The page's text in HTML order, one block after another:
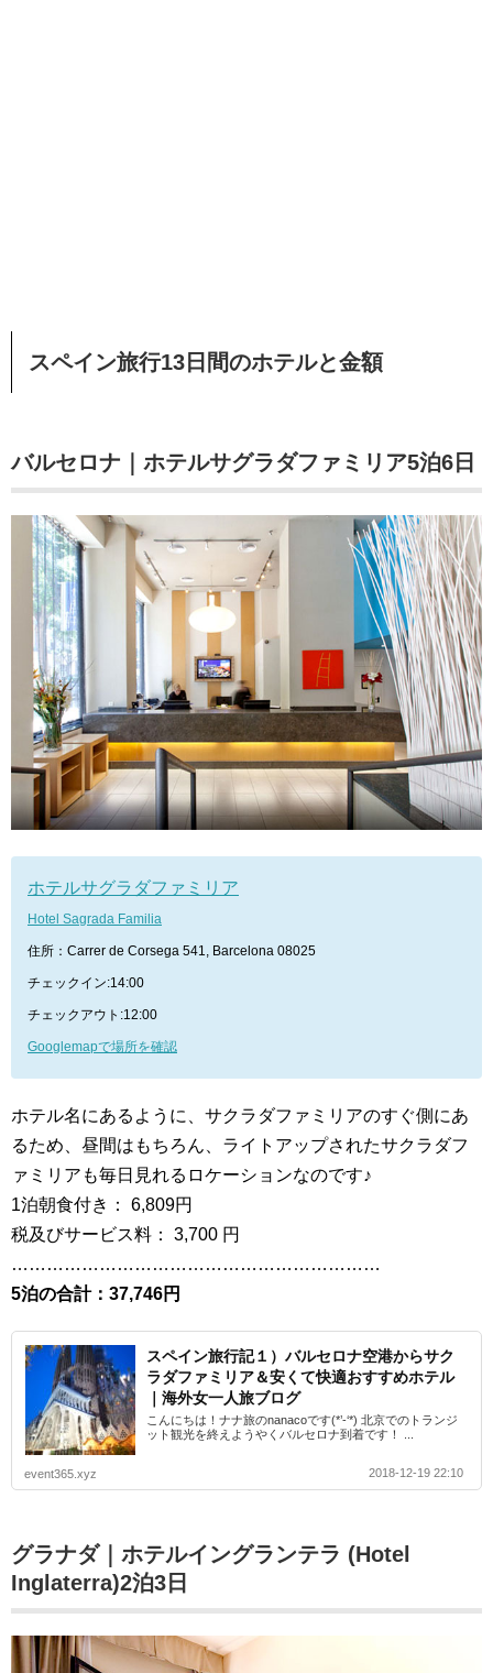
スペイン旅行13日間のホテルと金額
バルセロナ｜ホテルサグラダファミリア5泊6日
ホテルサグラダファミリア
Hotel Sagrada Familia
住所：Carrer de Corsega 541, Barcelona 08025
チェックイン:14:00
チェックアウト:12:00
Googlemapで場所を確認
ホテル名にあるように、サクラダファミリアのすぐ側にあ
るため、昼間はもちろん、ライトアップされたサクラダフ
ァミリアも毎日見れるロケーションなのです♪
1泊朝食付き：
6,809円
税及びサービス料：
3,700 円
………………………………………………………
5泊の合計：37,746円
スペイン旅行記１）バルセロナ空港からサク
ラダファミリア＆安くて快適おすすめホテル
｜海外女一人旅ブログ
こんにちは！ナナ旅のnanacoです(*’-‘*) 北京でのトランジ
ット観光を終えようやくバルセロナ到着です！ ...
event365.xyz 2018-12-19 22:10
グラナダ｜ホテルイングランテラ (Hotel
Inglaterra)2泊3日